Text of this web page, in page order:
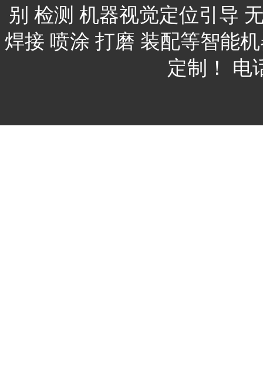
别 检测 机器视觉定位引导
焊接 喷涂 打磨 装配等智能
定制！ 电